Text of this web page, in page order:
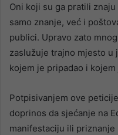
Oni koji su ga pratili
samo znanje, već i
publici. Upravo zato
zaslužuje trajno mjesto u
kojem je pripadao i
Potpisivanjem ove
doprinos da sjećanje na
manifestaciju ili